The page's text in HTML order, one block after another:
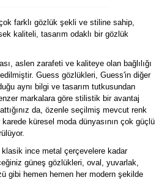
farklı gözlük şekli ve stiline sahip,
kaliteli, tasarım odaklı bir gözlük
aslen zarafeti ve kaliteye olan bağlılığı
Guess gözlükleri, Guess'in diğer
aynı bilgi ve tasarım tutkusundan
markalara göre stilistik bir avantaj
da, özenle seçilmiş mevcut renk
küresel moda dünyasının çok güçlü
klasik ince metal çerçevelere kadar
güneş gözlükleri, oval, yuvarlak,
gibi hemen hemen her modern şekilde